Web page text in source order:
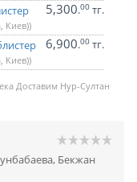
Киев))
5,300.00 тг.
Киев))
6,900.00 тг.
Доставим Нур-Султан
Бекжан